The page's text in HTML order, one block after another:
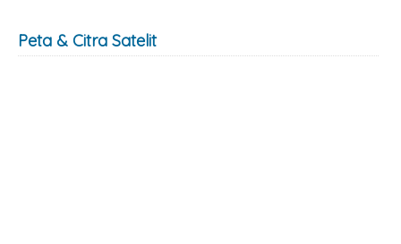
Peta & Citra Satelit